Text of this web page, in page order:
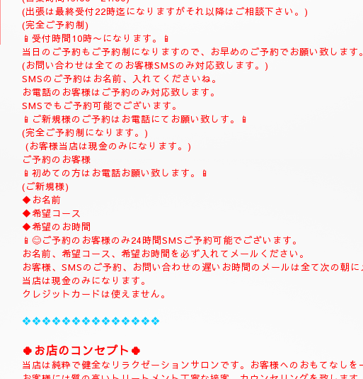
💎ご予約制💎
お電話 (090-1287-6359)
(事前の完全ご予約制)
当日でもご予約可能でございます。
10時よりお電話でご予約の受付致します。
(土曜日は9時よりお電話受付致します)
お時間の完全ご予約制になります。
(ご予約は完全ご予約制です。)
❖❖❖❖❖❖❖❖❖❖❖❖❖❖❖❖
💎ナチュラルのホームページにようこそ 💎
当店のHPをお選びいただき誠にありがとうございます。
📱090-1287-6359 📱
(出張は最終受付22時迄になりますがそれ以降はご相談下さい。)
📱受付時間10時〜になります。📱
当日のご予約もご予約制になりますので、お早めのご予約でお願い致します。
(お問い合わせは全てのお客様SMSのみ対応致します。)